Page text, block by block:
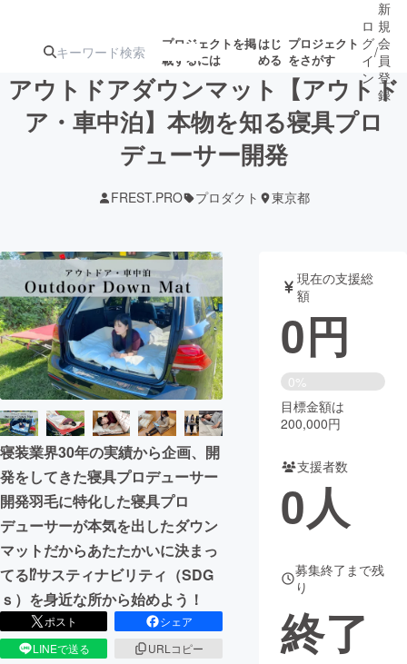
プロジェクトを掲
載するには
はじ
める
プロジェクト
をさがす
注目のリ 注目の新着プロ募集終了が近いプ
テクノロジー・ガジェット
映像・映画 書籍・雑誌
ビジネス・起業 チャレンジ
まちづくり・地域活性化
CAMPFIRE for Social Good
CAMPFIRE Creation
CAMPFIREふるさと納税machi-ya コミュニティ
ロ
グ
イ
ン
/
新
規
会
員
登
録
アウトドアダウンマット【アウトド
ア・車中泊】本物を知る寝具プロ
デューサー開発
FREST.PRO プロダクト 東京都
寝装業界30年の実績から企画、開
発をしてきた寝具プロデューサー
開発羽毛に特化した寝具プロ
デューサーが本気を出したダウン
マットだからあたたかいに決まっ
てる⁉サスティナビリティ（SDG
ｓ）を身近な所から始めよう！
ポスト
シェア
LINEで送る
URLコピー
現在の支援総
額
0円
0%
目標金額は
200,000円
支援者数
0人
募集終了まで残
り
終了